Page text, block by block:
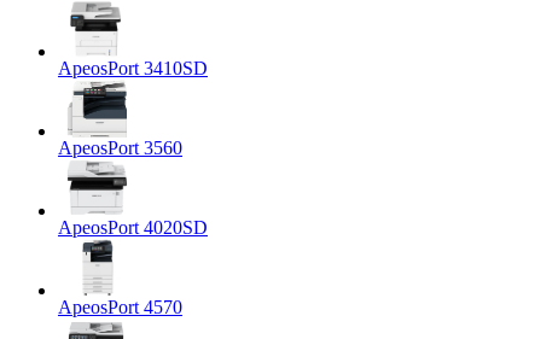
ApeosPort 3410SD
ApeosPort 3560
ApeosPort 4020SD
ApeosPort 4570